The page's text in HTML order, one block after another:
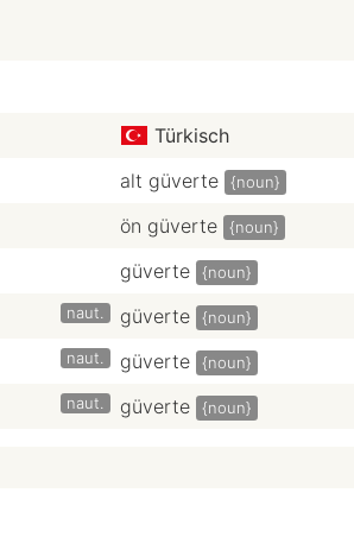
Türkisch
alt güverte {noun}
ön güverte {noun}
güverte {noun}
naut. güverte {noun}
naut. güverte {noun}
naut. güverte {noun}